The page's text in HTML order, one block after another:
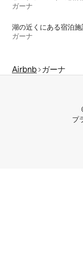
ガーナ
湖の近くにある宿泊施
ガーナ
Airbnb ガーナ
プ